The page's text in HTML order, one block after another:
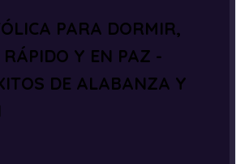
PARA DORMIR,
Y EN PAZ -
DE ALABANZA Y